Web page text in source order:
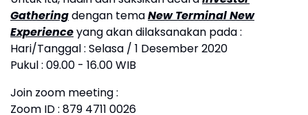
Gatheringdengan temaNew Terminal New
Experienceyang akan dilaksanakan pada :
Hari/Tanggal : Selasa / 1 Desember 2020
Pukul : 09.00 - 16.00 WIB
Join zoom meeting :
Zoom ID : 879 4711 0026